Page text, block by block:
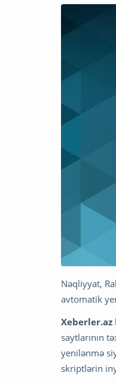
Nəqliyyat,
avtomatik
Xeberler.az
saytlarının
yenilənmə
skriptlərin